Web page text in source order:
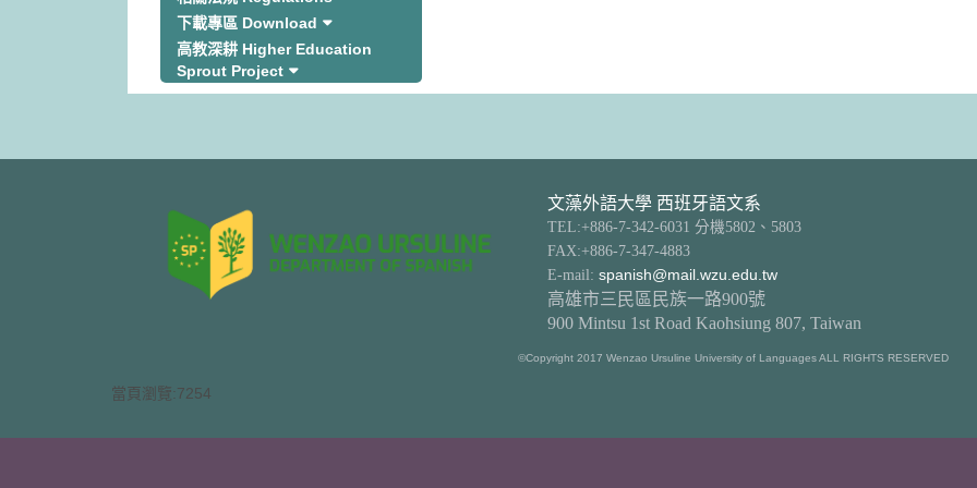
下載專區 Download
高教深耕 Higher Education
Sprout Project
文藻外語大學 西班牙語文系
TEL:+886-7-342-6031 分機5802、5803
FAX:+886-7-347-4883
E-mail: spanish@mail.wzu.edu.tw
高雄市三民區民族一路900號
900 Mintsu 1st Road Kaohsiung 807, Taiwan
©Copyright 2017 Wenzao Ursuline University of Languages ALL RIGHTS RESERVED
當頁瀏覽:7254